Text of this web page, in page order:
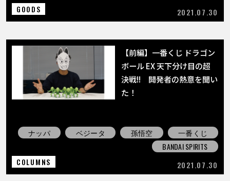
GOODS
2021.07.30
【前編】一番くじ ドラゴン
ボール EX 天下分け目の超
決戦!! 開発者の熱意を聞い
た！
ナッパ ベジータ 孫悟空
一番くじ
BANDAI SPIRITS
COLUMNS
2021.07.30